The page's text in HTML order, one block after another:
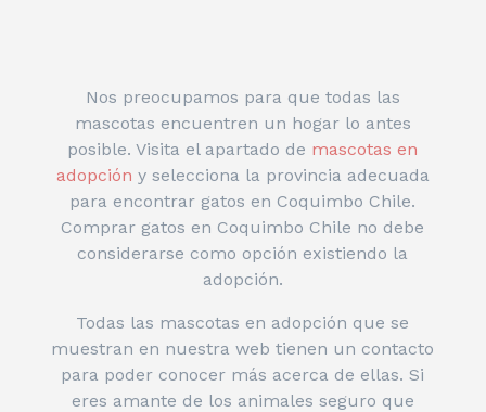
Nos preocupamos para que todas las
mascotas encuentren un hogar lo antes
posible. Visita el apartado de mascotas en
adopción y selecciona la provincia adecuada
para encontrar gatos en Coquimbo Chile.
Comprar gatos en Coquimbo Chile no debe
considerarse como opción existiendo la
adopción.
Todas las mascotas en adopción que se
muestran en nuestra web tienen un contacto
para poder conocer más acerca de ellas. Si
eres amante de los animales seguro que